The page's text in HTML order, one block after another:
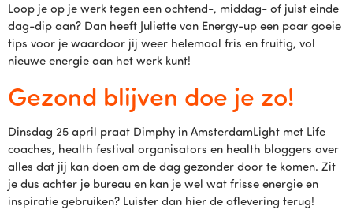
Loop je op je werk tegen een ochtend-, middag- of juist einde
dag-dip aan? Dan heeft Juliette van Energy-up een paar goeie
tips voor je waardoor jij weer helemaal fris en fruitig, vol
nieuwe energie aan het werk kunt!
Gezond blijven doe je zo!
Dinsdag 25 april praat Dimphy in AmsterdamLight met Life
coaches, health festival organisators en health bloggers over
alles dat jij kan doen om de dag gezonder door te komen. Zit
je dus achter je bureau en kan je wel wat frisse energie en
inspiratie gebruiken? Luister dan hier de aflevering terug!